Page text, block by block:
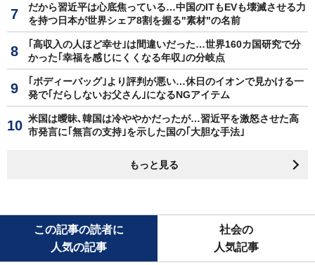
だから習近平は心底焦っている…中国のITもEVも壊滅させる力
を持つ日本が世界シェア8割を握る"素材"の名前
｢高収入の人ほど幸せ｣は間違いだった…世界160カ国研究で分
かった｢幸福を感じにくくなる年収｣の分岐点
｢ボディーバッグ｣より評判が悪い…休日のイオンで見かける一
発で｢だらしないお父さん｣になるNGアイテム
米国は曖昧､韓国は冷ややかだったが…習近平を激怒させた高
市発言に｢無言の支持｣を示した国の｢大胆な手法｣
もっと見る
この記事の読者に
人気の記事
社会の
人気記事